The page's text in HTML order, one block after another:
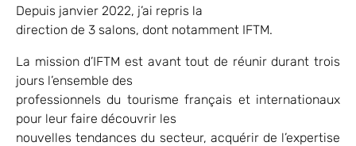
Depuis janvier 2022, j’ai repris la
direction de 3 salons, dont notamment IFTM.
La mission d’IFTM est avant tout de réunir durant trois
jours l’ensemble des
professionnels du tourisme français et internationaux
pour leur faire découvrir les
nouvelles tendances du secteur, acquérir de l’expertise